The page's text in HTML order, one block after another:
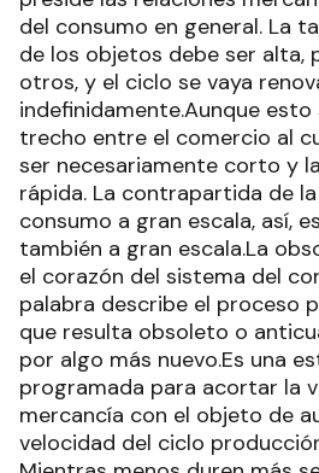
del consumo en general. La
de los objetos debe ser alta,
otros, y el ciclo se vaya
indefinidamente.Aunque esto
trecho entre el comercio al
ser necesariamente corto y
rápida. La contrapartida de
consumo a gran escala, así,
también a gran escala.La
el corazón del sistema del
palabra describe el proceso
que resulta obsoleto o
por algo más nuevo.Es una
programada para acortar la
mercancía con el objeto de
velocidad del ciclo